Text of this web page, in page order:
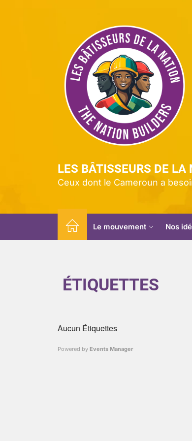
LES BÂTISSEURS DE LA
Ceux dont le Cameroun a
Le mouvement Nos
ÉTIQUETTES
Aucun Étiquettes
Powered by Events Manager